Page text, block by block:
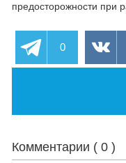
предосторожности при
0
Комментарии ( 0 )